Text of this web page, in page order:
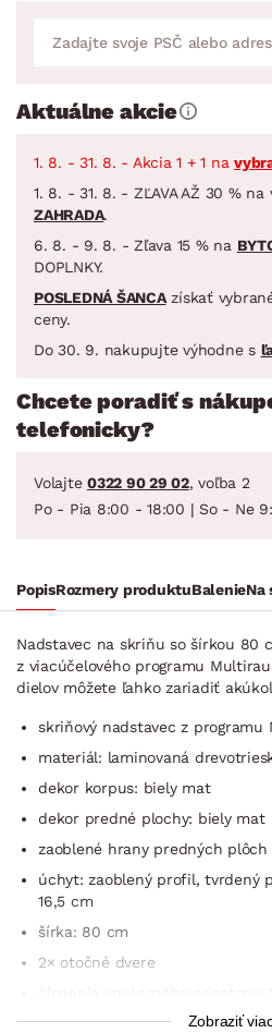
Aktuálne akcie
1. 8. - 31. 8. - Akcia 1 + 1 na
1. 8. - 31. 8. - ZĽAVA AŽ 30 %
ZAHRADA.
6. 8. - 9. 8. - Zľava 15 % na
DOPLNKY.
POSLEDNÁ ŠANCAzískať
ceny.
Do 30. 9. nakupujte výhodne s
Chcete poradiť s
telefonicky?
Volajte 0322 90 29 02, voľba 2
Po - Pia 8:00 - 18:00 | So - Ne
PopisRozmery produktuBalenieNa
Nadstavec na skriňu so šírkou 80
z viacúčelového programu
dielov môžete ľahko zariadiť
skriňový nadstavec z programu
materiál: laminovaná
dekor korpus: biely mat
dekor predné plochy: biely mat
zaoblené hrany predných plôch
úchyt: zaoblený profil, tvrdený
16,5 cm
šírka: 80 cm
2× otočné dvere
vnútorný blok: otvorený úložný
Zobraziť